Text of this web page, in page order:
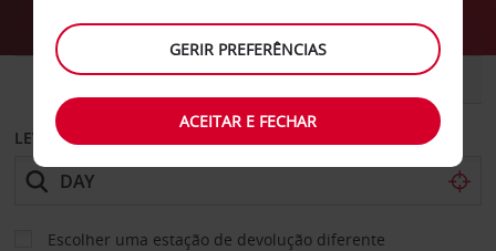
CARRO COMERCIAIS
LEVANTAR EM
Escolher uma estação de devolução diferente
GERIR PREFERÊNCIAS
ACEITAR E FECHAR